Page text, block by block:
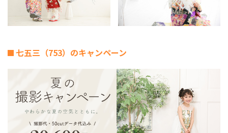
七五三（753）のキャンペーン